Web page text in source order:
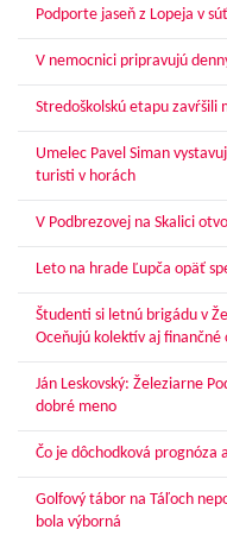
Podporte jaseň z Lopeja v
V nemocnici pripravujú
Stredoškolskú etapu
Umelec Pavel Siman
turisti v horách
V Podbrezovej na Skalici
Leto na hrade Ľupča opäť
Študenti si letnú brigádu v
Oceňujú kolektív aj finančné
Ján Leskovský: Železiarne
dobré meno
Čo je dôchodková prognóza
Golfový tábor na Táľoch
bola výborná